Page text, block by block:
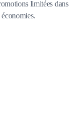
limitées dans